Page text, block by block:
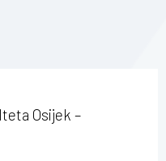
Osijek –